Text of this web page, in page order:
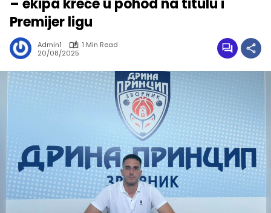
– ekipa kreće u pohod na titulu i
Premijer ligu
Admin1
1 Min Read
20/08/2025